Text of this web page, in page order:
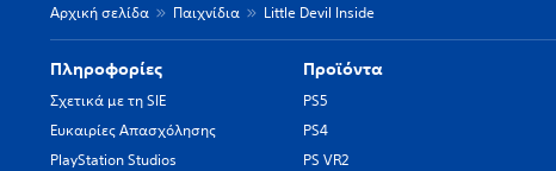
Αρχική σελίδα Παιχνίδια Little Devil Inside
Πληροφορίες
Σχετικά με τη SIE
Ευκαιρίες Απασχόλησης
PlayStation Studios
Προϊόντα
PS5
PS4
PS VR2